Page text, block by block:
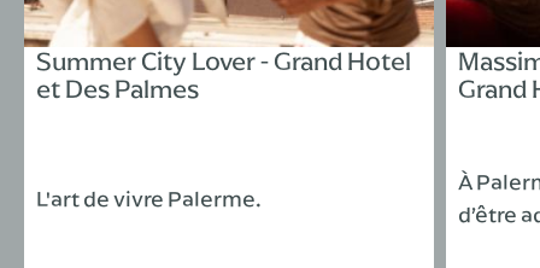
Summer City Lover - Grand Hotel
et Des Palmes
L'art de vivre Palerme.
Grand
À
d’être